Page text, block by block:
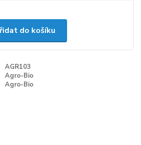
do košíku
AGR103
Agro-Bio
Agro-Bio